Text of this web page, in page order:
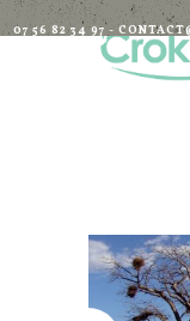
07 56 82 34 97 -